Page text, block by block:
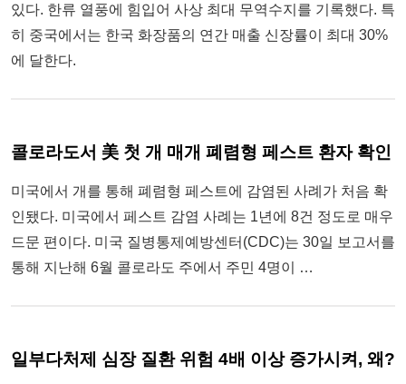
있다. 한류 열풍에 힘입어 사상 최대 무역수지를 기록했다. 특
히 중국에서는 한국 화장품의 연간 매출 신장률이 최대 30%
에 달한다.
콜로라도서 美 첫 개 매개 폐렴형 페스트 환자 확인
미국에서 개를 통해 폐렴형 페스트에 감염된 사례가 처음 확
인됐다. 미국에서 페스트 감염 사례는 1년에 8건 정도로 매우
드문 편이다. 미국 질병통제예방센터(CDC)는 30일 보고서를
통해 지난해 6월 콜로라도 주에서 주민 4명이 …
일부다처제 심장 질환 위험 4배 이상 증가시켜, 왜?